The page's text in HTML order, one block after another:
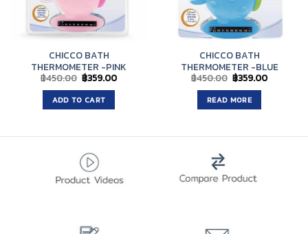
CHICCO BATH
THERMOMETER -PINK
฿450.00 Original
price
was:
฿450.00.
฿359.00Current
ADD TO CART
CHICCO BATH
THERMOMETER -BLUE
฿450.00 Original
price
was:
฿450.00.
฿359.00Current
READ MORE